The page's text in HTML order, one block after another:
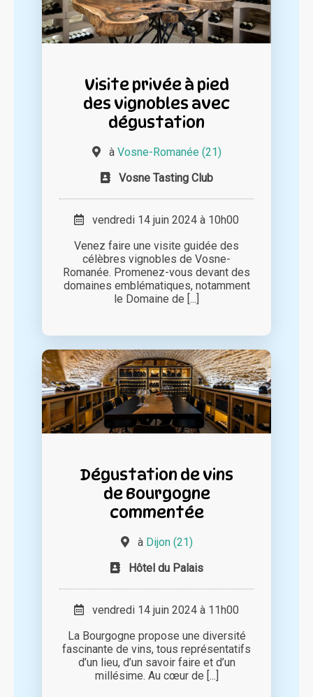
Visite privée à pied
des vignobles avec
dégustation
à Vosne-Romanée (21)
Vosne Tasting Club
vendredi 14 juin 2024 à 10h00
Venez faire une visite guidée des
célèbres vignobles de Vosne-
Romanée. Promenez-vous devant des
domaines emblématiques, notamment
le Domaine de [...]
Dégustation de vins
de Bourgogne
commentée
à Dijon (21)
Hôtel du Palais
vendredi 14 juin 2024 à 11h00
La Bourgogne propose une diversité
fascinante de vins, tous représentatifs
d’un lieu, d’un savoir faire et d’un
millésime. Au cœur de [...]